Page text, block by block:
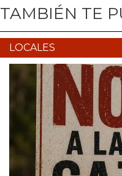
TAMBIÉN TE
LOCALES